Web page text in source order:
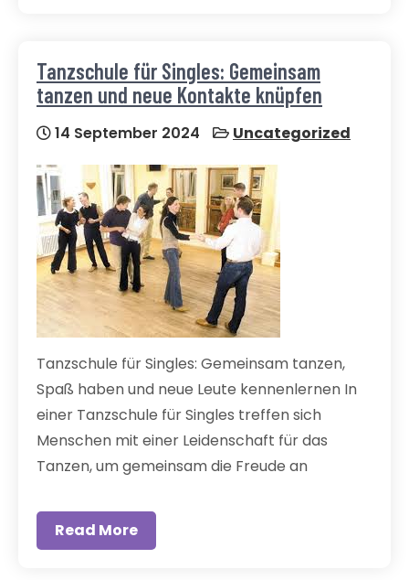
Tanzschule für Singles: Gemeinsam
tanzen und neue Kontakte knüpfen
14 September 2024 Uncategorized
Tanzschule für Singles: Gemeinsam tanzen,
Spaß haben und neue Leute kennenlernen In
einer Tanzschule für Singles treffen sich
Menschen mit einer Leidenschaft für das
Tanzen, um gemeinsam die Freude an
Read More